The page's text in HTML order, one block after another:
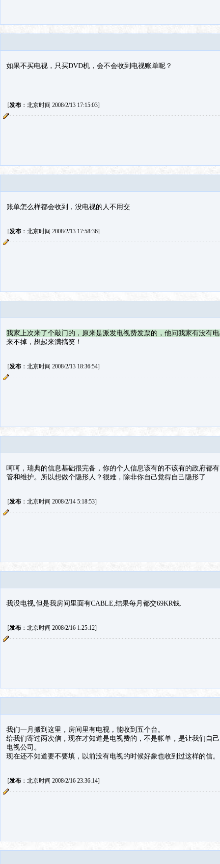
如果不买电视，只买DVD机，会不会收到电视账单呢？
[发布：北京时间 2008/2/13 17:15:03]
账单怎么样都会收到，没电视的人不用交
[发布：北京时间 2008/2/13 17:58:36]
我家上次来了个敲门的，原来是派发电视费发票的，他问我家有没有
来不掉，想起来满搞笑！
[发布：北京时间 2008/2/13 18:36:54]
呵呵，瑞典的信息基础很完备，你的个人信息该有的不该有的政府都
管和维护。所以想做个隐形人？很难，除非你自己觉得自己隐形了
[发布：北京时间 2008/2/14 5:18:53]
我没电视,但是我房间里面有CABLE,结果每月都交69KR钱.
[发布：北京时间 2008/2/16 1:25:12]
我们一月搬到这里，房间里有电视，能收到五个台。
给我们寄过两次信，现在才知道是电视费的，不是帐单，是让我们自
电视公司。
现在还不知道要不要填，以前没有电视的时候好象也收到过这样的信。
[发布：北京时间 2008/2/16 23:36:14]